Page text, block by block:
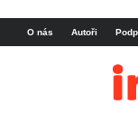
O nás Autoři